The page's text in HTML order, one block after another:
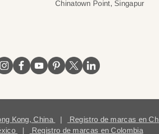
Chinatown Point, Singapur
Kong, China |
Registro de marcas en
| Registro de marcas en Colombia